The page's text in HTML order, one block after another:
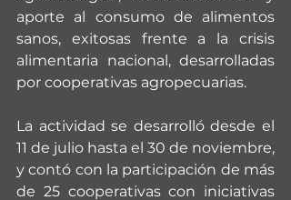
aporte al consumo de alimentos
sanos, exitosas frente a la crisis
alimentaria nacional, desarrolladas
por cooperativas agropecuarias.
La actividad se desarrolló desde el
11 de julio hasta el 30 de noviembre,
y contó con la participación de más
de 25 cooperativas con iniciativas